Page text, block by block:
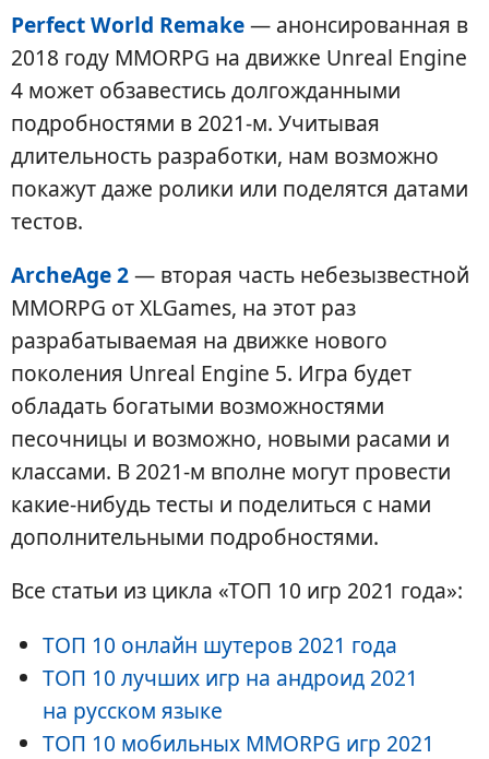
Perfect World Remake— анонсированная в
2018 году MMORPG на движке Unreal Engine
4 может обзавестись долгожданными
подробностями в 2021-м. Учитывая
длительность разработки, нам возможно
покажут даже ролики или поделятся датами
тестов.
ArcheAge 2— вторая часть небезызвестной
MMORPG от XLGames, на этот раз
разрабатываемая на движке нового
поколения Unreal Engine 5. Игра будет
обладать богатыми возможностями
песочницы и возможно, новыми расами и
классами. В 2021-м вполне могут провести
какие-нибудь тесты и поделиться с нами
дополнительными подробностями.
Все статьи из цикла «ТОП 10 игр 2021 года»:
ТОП 10 онлайн шутеров 2021 года
ТОП 10 лучших игр на андроид 2021
на русском языке
ТОП 10 мобильных MMORPG игр 2021